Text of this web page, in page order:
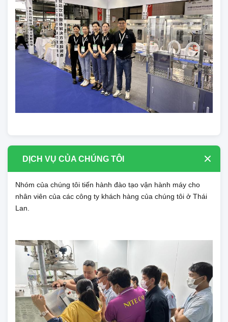
DỊCH VỤ CỦA CHÚNG TÔI
Nhóm của chúng tôi tiến hành đào tạo vận hành máy cho
nhân viên của các công ty khách hàng của chúng tôi ở Thái
Lan.